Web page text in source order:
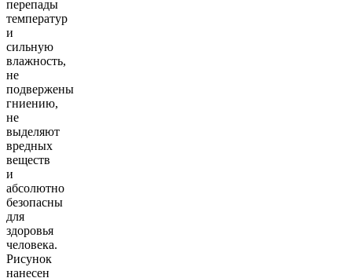
перепады
температур
и
сильную
влажность,
не
подвержены
гниению,
не
выделяют
вредных
веществ
и
абсолютно
безопасны
для
здоровья
человека.
Рисунок
нанесен